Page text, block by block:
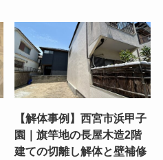
【解体事例】西宮市浜甲子
園｜旗竿地の長屋木造2階
建ての切離し解体と壁補修